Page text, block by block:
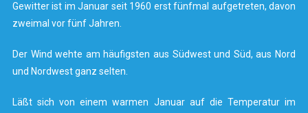
Gewitter ist im Januar seit 1960 erst fünfmal aufgetreten, davon
zweimal vor fünf Jahren.
Der Wind wehte am häufigsten aus Südwest und Süd, aus Nord
und Nordwest ganz selten.
Läßt sich von einem warmen Januar auf die Temperatur im